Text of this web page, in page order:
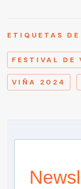
ETIQUETAS
FESTIVAL DE
VIÑA 2024